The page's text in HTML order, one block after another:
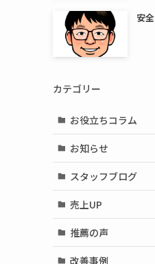
安
カテゴリー
お役立ちコラム
お知らせ
スタッフブログ
売上UP
推薦の声
改善事例